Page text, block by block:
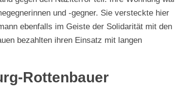
und -gegner. Sie versteckte hier
ebenfalls im Geiste der Solidarität mit den
bezahlten ihren Einsatz mit langen
Rottenbauer